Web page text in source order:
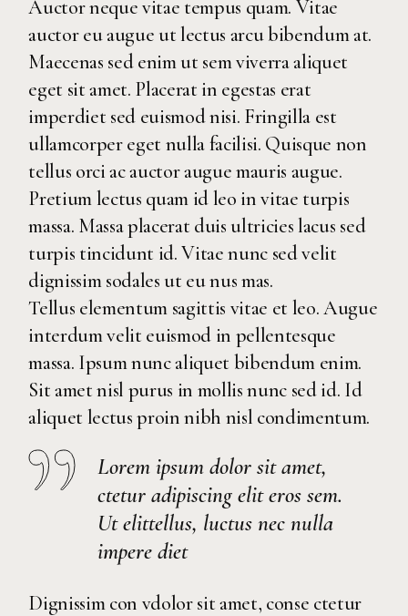
Auctor neque vitae tempus quam. Vitae
auctor eu augue ut lectus arcu bibendum at.
Maecenas sed enim ut sem viverra aliquet
eget sit amet. Placerat in egestas erat
imperdiet sed euismod nisi. Fringilla est
ullamcorper eget nulla facilisi. Quisque non
tellus orci ac auctor augue mauris augue.
Pretium lectus quam id leo in vitae turpis
massa. Massa placerat duis ultricies lacus sed
turpis tincidunt id. Vitae nunc sed velit
dignissim sodales ut eu nus mas.
Tellus elementum sagittis vitae et leo. Augue
interdum velit euismod in pellentesque
massa. Ipsum nunc aliquet bibendum enim.
Sit amet nisl purus in mollis nunc sed id. Id
aliquet lectus proin nibh nisl condimentum.
Lorem ipsum dolor sit amet,
ctetur adipiscing elit eros sem.
Ut elittellus, luctus nec nulla
impere diet
Dignissim con vdolor sit amet, conse ctetur